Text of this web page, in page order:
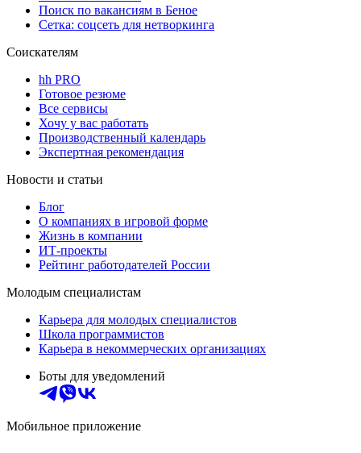
Поиск по вакансиям в Беное
Сетка: соцсеть для нетворкинга
Соискателям
hh PRO
Готовое резюме
Все сервисы
Хочу у вас работать
Производственный календарь
Экспертная рекомендация
Новости и статьи
Блог
О компаниях в игровой форме
Жизнь в компании
ИТ-проекты
Рейтинг работодателей России
Молодым специалистам
Карьера для молодых специалистов
Школа программистов
Карьера в некоммерческих организациях
Боты для уведомлений
Мобильное приложение